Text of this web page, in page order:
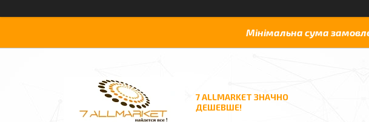
Мінімальна сума
7 ALLMARKET ЗНАЧНО
ДЕШЕВШЕ!